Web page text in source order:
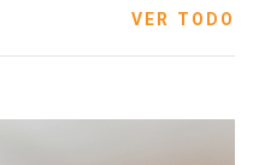
VER TODO